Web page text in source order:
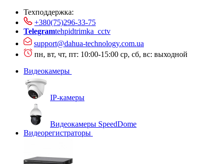
Техподдержка:
+380(75)296-33-75
Telegramtehpidtrimka_cctv
support@dahua-technology.com.ua
пн, вт, чт, пт: 10:00-15:00 ср, сб, вс: выходной
Видеокамеры
IP-камеры
Видеокамеры SpeedDome
Видеорегистраторы